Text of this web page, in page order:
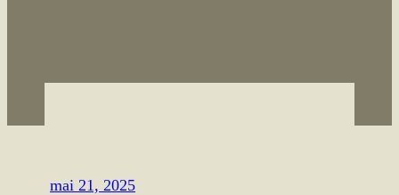
mai 21, 2025